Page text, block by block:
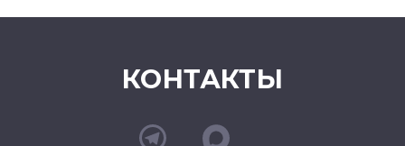
КОНТАКТЫ